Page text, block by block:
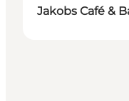
Jakobs Café &